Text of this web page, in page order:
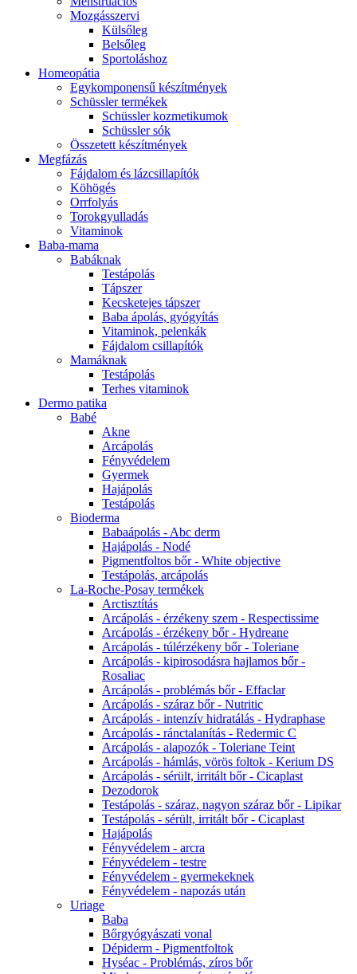
Mozgásszervi
Külsőleg
Belsőleg
Sportoláshoz
Homeopátia
Egykomponensű készítmények
Schüssler termékek
Schüssler kozmetikumok
Schüssler sók
Összetett készítmények
Megfázás
Fájdalom és lázcsillapítók
Köhögés
Orrfolyás
Torokgyulladás
Vitaminok
Baba-mama
Babáknak
Testápolás
Tápszer
Kecsketejes tápszer
Baba ápolás, gyógyítás
Vitaminok, pelenkák
Fájdalom csillapítók
Mamáknak
Testápolás
Terhes vitaminok
Dermo patika
Babé
Akne
Arcápolás
Fényvédelem
Gyermek
Hajápolás
Testápolás
Bioderma
Babaápolás - Abc derm
Hajápolás - Nodé
Pigmentfoltos bőr - White objective
Testápolás, arcápolás
La-Roche-Posay termékek
Arctisztítás
Arcápolás - érzékeny szem - Respectissime
Arcápolás - érzékeny bőr - Hydreane
Arcápolás - túlérzékeny bőr - Toleriane
Arcápolás - kipirosodásra hajlamos bőr -
Rosaliac
Arcápolás - problémás bőr - Effaclar
Arcápolás - száraz bőr - Nutritic
Arcápolás - intenzív hidratálás - Hydraphase
Arcápolás - ránctalanítás - Redermic C
Arcápolás - alapozók - Toleriane Teint
Arcápolás - hámlás, vörös foltok - Kerium DS
Arcápolás - sérült, irritált bőr - Cicaplast
Dezodorok
Testápolás - száraz, nagyon száraz bőr - Lipikar
Testápolás - sérült, irritált bőr - Cicaplast
Hajápolás
Fényvédelem - arcra
Fényvédelem - testre
Fényvédelem - gyermekeknek
Fényvédelem - napozás után
Uriage
Baba
Bőrgyógyászati vonal
Dépiderm - Pigmentfoltok
Hyséac - Problémás, zíros bőr